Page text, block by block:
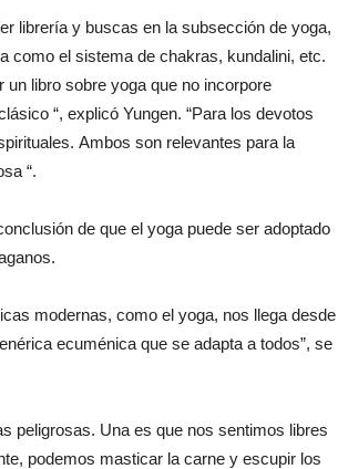
librería y buscas en la subsección de yoga,
como el sistema de chakras, kundalini, etc.
libro sobre yoga que no incorpore
“, explicó Yungen. “Para los devotos
Ambos son relevantes para la
“.
de que el yoga puede ser adoptado
modernas, como el yoga, nos llega desde
ecuménica que se adapta a todos”, se
peligrosas. Una es que nos sentimos libres
podemos masticar la carne y escupir los